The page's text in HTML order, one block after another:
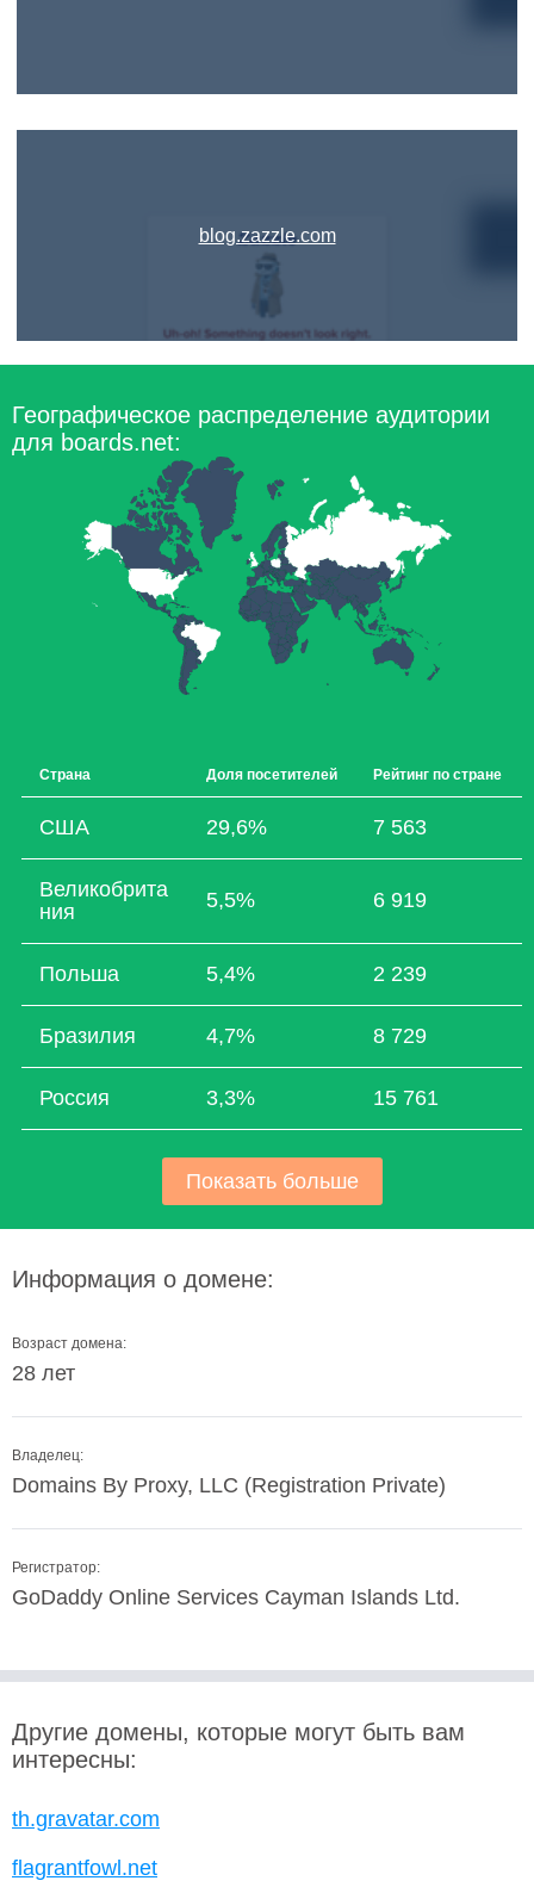
blog.zazzle.com
Географическое распределение аудитории
для boards.net:
Страна Доля посетителей Рейтинг по стране
США 29,6% 7 563
Великобрита
ния
5,5% 6 919
Польша 5,4% 2 239
Бразилия 4,7% 8 729
Россия 3,3% 15 761
Показать больше
Информация о домене:
Возраст домена:
28 лет
Владелец:
Domains By Proxy, LLC (Registration Private)
Регистратор:
GoDaddy Online Services Cayman Islands Ltd.
Другие домены, которые могут быть вам
интересны:
th.gravatar.com
flagrantfowl.net